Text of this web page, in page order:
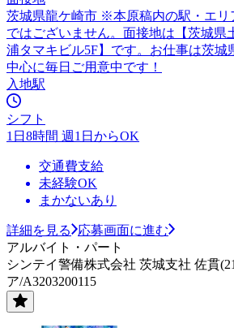
茨城県龍ケ崎市 ※本原稿内の駅・エリ
ではございません。面接地は【茨城県
浦タマキビル5F】です。お仕事は茨城
中心に毎日ご用意中です！
入地駅
シフト
1日8時間 週1日からOK
交通費支給
未経験OK
まかないあり
詳細を見る
応募画面に進む
アルバイト・パート
シンテイ警備株式会社 茨城支社 佐貫
ア/A3203200115